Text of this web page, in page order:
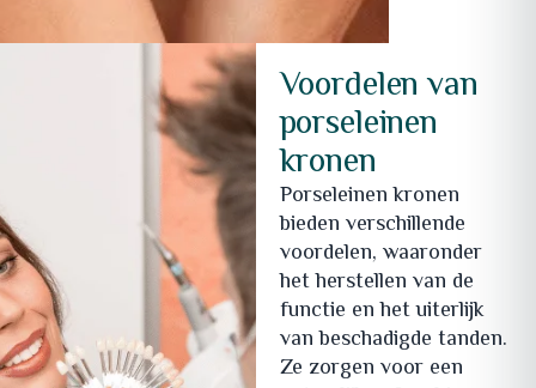
Voordelen van
porseleinen
kronen
Porseleinen kronen
bieden verschillende
voordelen, waaronder
het herstellen van de
functie en het uiterlijk
van beschadigde tanden.
Ze zorgen voor een